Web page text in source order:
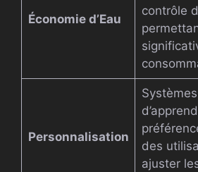
Économie d’Eau
contrôle
Personnalisation
des
ajuster